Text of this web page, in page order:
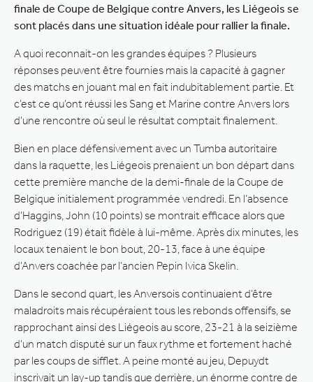
finale de Coupe de Belgique contre Anvers, les Liégeois se
sont placés dans une situation idéale pour rallier la finale.
A quoi reconnait-on les grandes équipes ? Plusieurs
réponses peuvent être fournies mais la capacité à gagner
des matchs en jouant mal en fait indubitablement partie. Et
c’est ce qu’ont réussi les Sang et Marine contre Anvers lors
d’une rencontre où seul le résultat comptait finalement.
Bien en place défensivement avec un Tumba autoritaire
dans la raquette, les Liégeois prenaient un bon départ dans
cette première manche de la demi-finale de la Coupe de
Belgique initialement programmée vendredi. En l’absence
d’Haggins, John (10 points) se montrait efficace alors que
Rodriguez (19) était fidèle à lui-même. Après dix minutes, les
locaux tenaient le bon bout, 20-13, face à une équipe
d’Anvers coachée par l’ancien Pepin Ivica Skelin.
Dans le second quart, les Anversois continuaient d’être
maladroits mais récupéraient tous les rebonds offensifs, se
rapprochant ainsi des Liégeois au score, 23-21 à la seizième
d’un match disputé sur un faux rythme et fortement haché
par les coups de sifflet. A peine monté au jeu, Depuydt
inscrivait un lay-up tandis que derrière, un énorme contre de